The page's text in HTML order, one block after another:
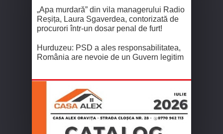
„Apa murdară” din vila managerului Radio
Reșița, Laura Sgaverdea, contorizată de
procurori într-un dosar penal de furt!
Hurduzeu: PSD a ales responsabilitatea,
România are nevoie de un Guvern legitim